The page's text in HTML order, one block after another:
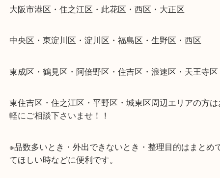
一点一点丁寧に査定させていただきます！
★ご来店での査定の流れ★
★特殊査定依頼のご相談もお気軽に★